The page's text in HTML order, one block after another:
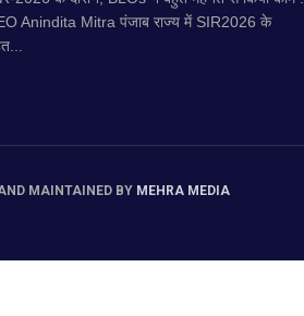
Anindita Mitra पंजाब राज्य में SIR2026 के
MAINTAINED BY MEHRA MEDIA